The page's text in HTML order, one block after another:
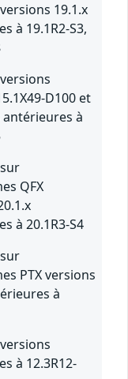
19.1.x
à 19.1R2-S3,
D100 et
à
QFX
à 20.1R3-S4
PTX versions
à
à 12.3R12-